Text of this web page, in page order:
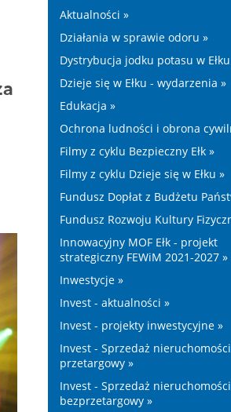
Aktualności »
Działania w sprawie odoru »
Dystrybucja jodku potasu w
Dzieje się w Ełku - wydarzenia »
Edukacja »
Ochrona ludności i obrona
Filmy z cyklu Bezpieczny Ełk »
Filmy z cyklu Dzieje się w Ełku »
Fundusz Dopłat z Budżetu
Fundusz Rozwoju Kultury
Innowacyjny MOF Ełk - projekt
strategiczny FEWiM 2021-2027 »
Inwestycje »
Invest - aktualności »
Invest - projekty inwestycyjne »
Invest - Sprzedaż
przetargowy »
Invest - Sprzedaż
bezprzetargowy »